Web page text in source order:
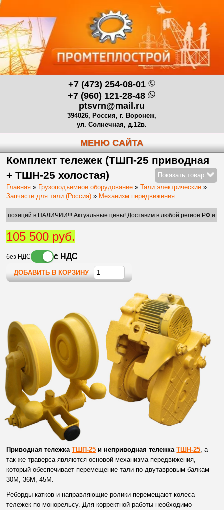
+7 (473) 254-08-01
+7 (960) 121-28-48
ptsvrn@mail.ru
394026, Россия, г. Воронеж,
ул. Солнечная, д.12в.
МЕНЮ САЙТА
Комплект тележек (ТШП-25 приводная
+ ТШН-25 холостая)
Показать товар
Главная » Грузоподъемное оборудование » Тали электрические »
Запчасти для тали (Россия) » Механизм передвижения
в НАЛИЧИИ!!! Актуальные цены! Доставим в любой регион РФ и СНГ.
105 500 руб.
без НДС с НДС
ДОБАВИТЬ В КОРЗИНУ
Приводная тележкаТШП-25 и неприводная тележкаТШН-25 , а
так же траверса являются основой механизма передвижения,
который обеспечивает перемещение тали по двутавровым балкам
30М, 36М, 45М.
Реборды катков и направляющие ролики перемещают колеса
тележек по монорельсу. Для корректной работы необходимо